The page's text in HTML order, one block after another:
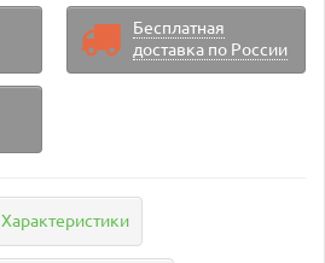
Бесплатная
доставка по России
Характеристики